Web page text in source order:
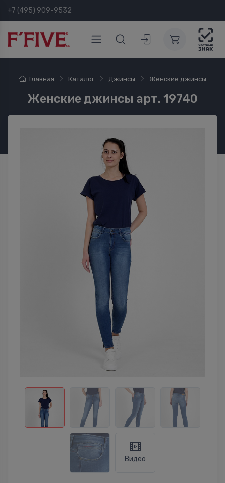
+7 (495) 909-9532
Главная Каталог Джинсы Женские джинсы
Женские джинсы арт. 19740
Видео